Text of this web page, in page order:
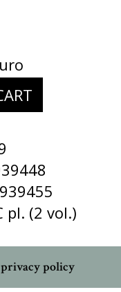
pl. (2 vol.)
privacy policy